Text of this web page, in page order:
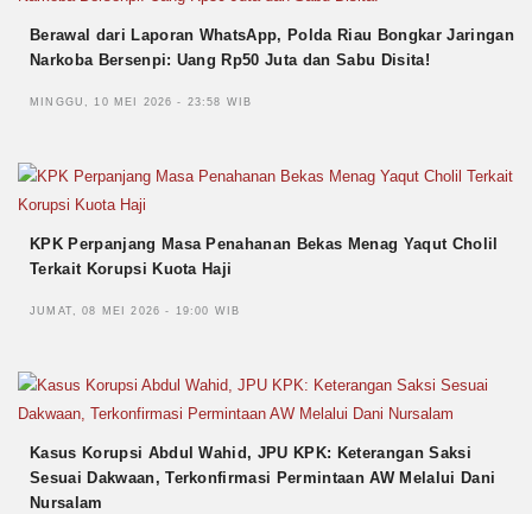
Berawal dari Laporan WhatsApp, Polda Riau Bongkar Jaringan
Narkoba Bersenpi: Uang Rp50 Juta dan Sabu Disita!
MINGGU, 10 MEI 2026 - 23:58 WIB
KPK Perpanjang Masa Penahanan Bekas Menag Yaqut Cholil
Terkait Korupsi Kuota Haji
JUMAT, 08 MEI 2026 - 19:00 WIB
Kasus Korupsi Abdul Wahid, JPU KPK: Keterangan Saksi
Sesuai Dakwaan, Terkonfirmasi Permintaan AW Melalui Dani
Nursalam